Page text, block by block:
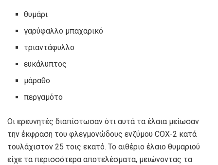
θυμάρι
γαρύφαλλο μπαχαρικό
τριαντάφυλλο
ευκάλυπτος
μάραθο
περγαμότο
Οι ερευνητές διαπίστωσαν ότι αυτά τα έλαια μείωσαν
την έκφραση του φλεγμονώδους ενζύμου COX-2 κατά
τουλάχιστον 25 τοις εκατό. Το αιθέριο έλαιο θυμαριού
είχε τα περισσότερα αποτελέσματα, μειώνοντας τα